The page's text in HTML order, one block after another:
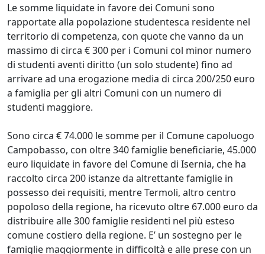
Le somme liquidate in favore dei Comuni sono
rapportate alla popolazione studentesca residente nel
territorio di competenza, con quote che vanno da un
massimo di circa € 300 per i Comuni col minor numero
di studenti aventi diritto (un solo studente) fino ad
arrivare ad una erogazione media di circa 200/250 euro
a famiglia per gli altri Comuni con un numero di
studenti maggiore.
Sono circa € 74.000 le somme per il Comune capoluogo
Campobasso, con oltre 340 famiglie beneficiarie, 45.000
euro liquidate in favore del Comune di Isernia, che ha
raccolto circa 200 istanze da altrettante famiglie in
possesso dei requisiti, mentre Termoli, altro centro
popoloso della regione, ha ricevuto oltre 67.000 euro da
distribuire alle 300 famiglie residenti nel più esteso
comune costiero della regione. E’ un sostegno per le
famiglie maggiormente in difficoltà e alle prese con un